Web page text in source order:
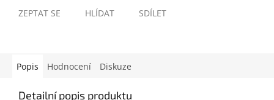
ZEPTAT SE HLÍDAT SDÍLET
Popis Hodnocení Diskuze
Detailní popis produktu